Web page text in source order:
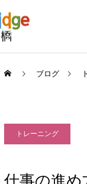
働き続ける
ブログ
トレーニング
仕事の進め